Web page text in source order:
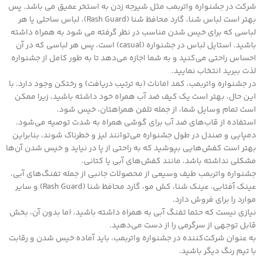
شرکت در جشنواره واتربمب مثل شیرجه زدن به استخر عمیق می باشد. پس
بهتر است لباس شنا، گارد محافظ شنا (Rash Guard)، لباس ساحلی یا هر
لباسی که برای خیس شدن مناسب در نظر گرفته می شود به همراه داشته
باشید. استایل لباس در جشنواره (casual) است، پس هر لباسی که در آن
احساس راحتی می‌کنید و به شما اجازه می‌دهد تا به طور کامل از جشنواره
لذت ببرید انتخاب نمایید.
در جشنواره واتربمب، کمد امانات (به ترتیب دریافت) و رختکن وجود دارد. با
این حال، بهتر است یک کیف ضد آب همراه خود داشته باشید، زیرا ممکن
است تمام وسایل شما، از جمله تلفن همراهتان، خیس شود.
استفاده از قاب‌های ضد آب برای گوشی همراه به شدت توصیه می‌شود.
دمپایی و صندل در طول جشنواره می‌توانند لیز و خطرناک شوند، بنابراین
بهتر است کفش‌هایی بپوشید که به راحتی از پا در نیاید و خیس شدن آن‌ها
مشکلی نداشته باشد، مانند کفش‌های آبی یا کتانی.
جشنواره واتربمب طیف وسیعی از محصولات جانبی از جمله تفنگ‌های آبی،
عینک آفتابی، عینک شنا، کش مو، گارد محافظ شنا (Rash Guard) و سایر
موارد را برای فروش دارد.
نیازی نیست که حتما تفنگ آبی به همراه داشته باشید، اما بدون آن، بخش
قابل توجهی از سرگرمی را از دست می‌دهید.
به عنوان شرکت‌کننده در جشنواره واتربمب، باید آماده خیس شدن و رقابت
با تیم رنگ دیگر باشید.